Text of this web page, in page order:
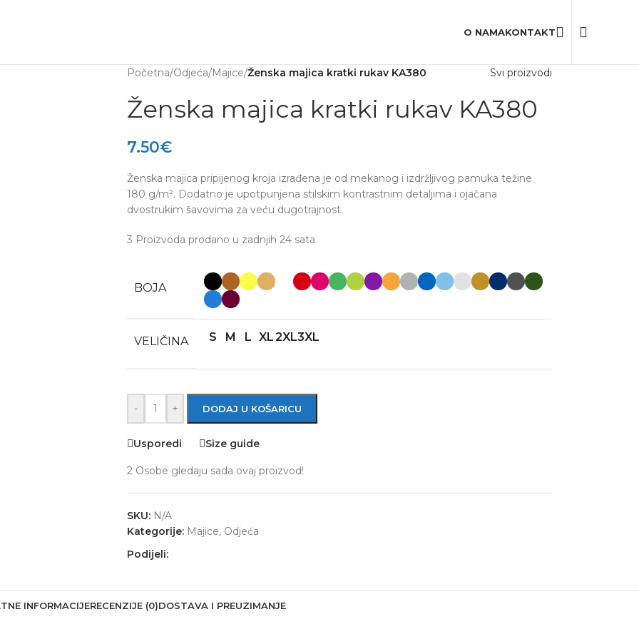
O NAMAKONTAKT
Početna/Odjeća/Majice/Ženska majica kratki rukav KA380 Svi proizvodi
Ženska majica kratki rukav KA380
7.50€
Ženska majica pripijenog kroja izrađena je od mekanog i izdržljivog pamuka težine
180 g/m². Dodatno je upotpunjena stilskim kontrastnim detaljima i ojačana
dvostrukim šavovima za veću dugotrajnost.
3 Proizvoda prodano u zadnjih 24 sata
BOJA
VELIČINA S M L XL2XL3XL
- + DODAJ U KOŠARICU
Usporedi Size guide
2 Osobe gledaju sada ovaj proizvod!
SKU: N/A
Kategorije: Majice, Odjeća
Podijeli:
INFORMACIJERECENZIJE (0)DOSTAVA I PREUZIMANJE